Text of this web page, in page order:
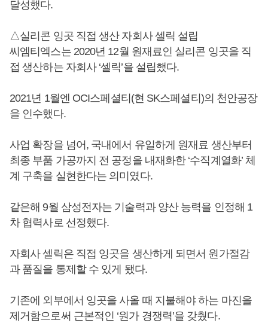
달성했다.
△실리콘 잉곳 직접 생산 자회사 셀릭 설립
씨엠티엑스는 2020년 12월 원재료인 실리콘 잉곳을 직
접 생산하는 자회사 ‘셀릭’을 설립했다.
2021년 1월엔 OCI스페셜티(현 SK스페셜티)의 천안공장
을 인수했다.
사업 확장을 넘어, 국내에서 유일하게 원재료 생산부터
최종 부품 가공까지 전 공정을 내재화한 ‘수직계열화’ 체
계 구축을 실현한다는 의미였다.
같은해 9월 삼성전자는 기술력과 양산 능력을 인정해 1
차 협력사로 선정했다.
자회사 셀릭은 직접 잉곳을 생산하게 되면서 원가절감
과 품질을 통제할 수 있게 됐다.
기존에 외부에서 잉곳을 사올 때 지불해야 하는 마진을
제거함으로써 근본적인 ‘원가 경쟁력’을 갖췄다.